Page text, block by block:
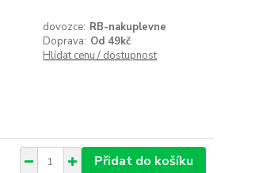
dovozce: RB-nakuplevne
Doprava: Od 49kč
Hlídat cenu / dostupnost
Přidat do košíku